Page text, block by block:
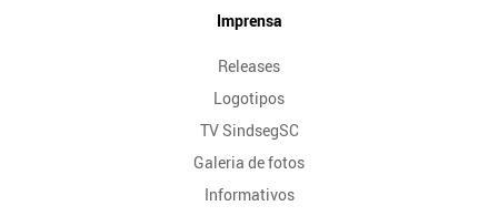
Imprensa
Releases
Logotipos
TV SindsegSC
Galeria de fotos
Informativos